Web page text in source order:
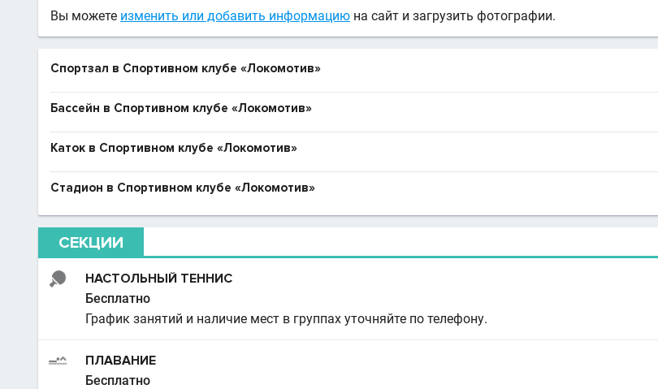
Вы можете изменить или добавить информацию на сайт и загрузить фотографии.
Спортзал в Спортивном клубе «Локомотив»
Бассейн в Спортивном клубе «Локомотив»
Каток в Спортивном клубе «Локомотив»
Стадион в Спортивном клубе «Локомотив»
СЕКЦИИ
НАСТОЛЬНЫЙ ТЕННИС
Бесплатно
График занятий и наличие мест в группах уточняйте по телефону.
ПЛАВАНИЕ
Бесплатно